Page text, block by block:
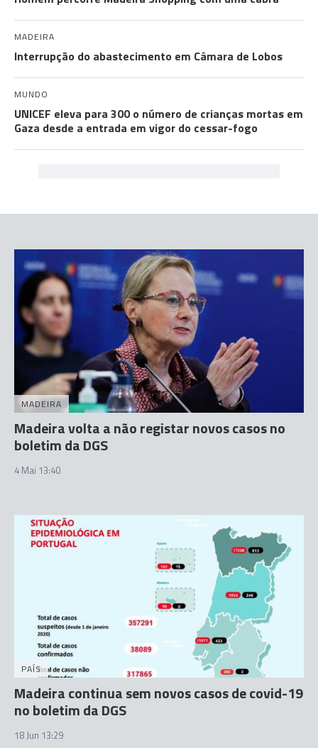
MADEIRA
Interrupção do abastecimento em Câmara de Lobos
MUNDO
UNICEF eleva para 300 o número de crianças mortas em
Gaza desde a entrada em vigor do cessar-fogo
MADEIRA
Madeira volta a não registar novos casos no
boletim da DGS
4 Mai 13:40
PAÍS
Madeira continua sem novos casos de covid-19
no boletim da DGS
18 Jun 13:29